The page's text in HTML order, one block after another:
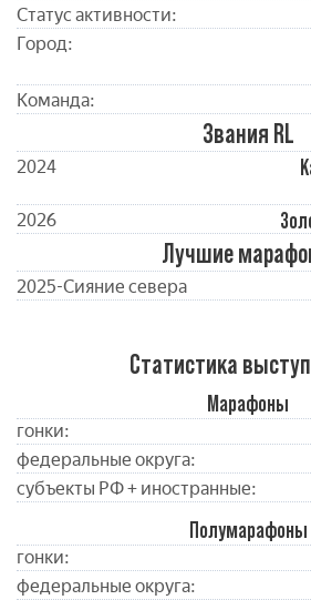
Статус активности:
Город:
Команда:
Звания RL
2024
2026
Лучшие
2025-Сияние севера
Статистика
Марафоны
гонки:
федеральные округа:
субъекты РФ + иностранные:
Полумарафоны
гонки:
федеральные округа: